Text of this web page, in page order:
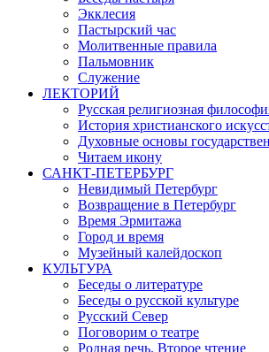
Экклесия
Пастырский час
Молитвенные правила
Пальмовник
Служение
ЛЕКТОРИЙ
Русская религиозная
История христианского
Духовные основы
Читаем икону
САНКТ-ПЕТЕРБУРГ
Невидимый Петербург
Возвращение в Петербург
Время Эрмитажа
Город и время
Музейный калейдоскоп
КУЛЬТУРА
Беседы о литературе
Беседы о русской культуре
Русский Север
Поговорим о театре
Родная речь. Второе чтение